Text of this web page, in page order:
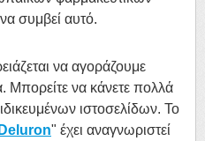
συμβεί αυτό.
να αγοράζουμε
Μπορείτε να κάνετε πολλά
ιστοσελίδων. Το
Deluron" έχει αναγνωριστεί